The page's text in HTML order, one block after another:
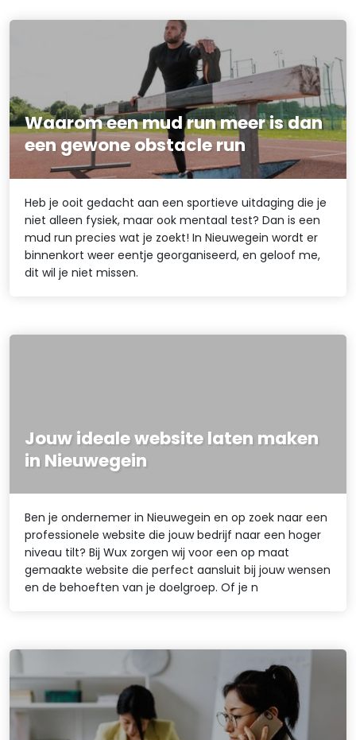
Waarom een mud run meer is dan
een gewone obstacle run
Heb je ooit gedacht aan een sportieve uitdaging die je
niet alleen fysiek, maar ook mentaal test? Dan is een
mud run precies wat je zoekt! In Nieuwegein wordt er
binnenkort weer eentje georganiseerd, en geloof me,
dit wil je niet missen.
Jouw ideale website laten maken
in Nieuwegein
Ben je ondernemer in Nieuwegein en op zoek naar een
professionele website die jouw bedrijf naar een hoger
niveau tilt? Bij Wux zorgen wij voor een op maat
gemaakte website die perfect aansluit bij jouw wensen
en de behoeften van je doelgroep. Of je n